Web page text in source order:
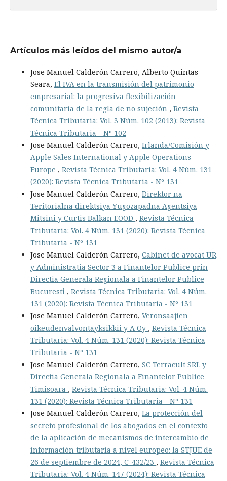
Artículos más leídos del mismo autor/a
Jose Manuel Calderón Carrero, Alberto Quintas
Seara, El IVA en la transmisión del patrimonio
empresarial: la progresiva flexibilización
comunitaria de la regla de no sujeción , Revista
Técnica Tributaria: Vol. 3 Núm. 102 (2013): Revista
Técnica Tributaria - Nº 102
Jose Manuel Calderón Carrero, Irlanda/Comisión y
Apple Sales International y Apple Operations
Europe , Revista Técnica Tributaria: Vol. 4 Núm. 131
(2020): Revista Técnica Tributaria - Nº 131
Jose Manuel Calderón Carrero, Direktor na
Teritorialna direktsiya Yugozapadna Agentsiya
Mitsini y Curtis Balkan EOOD , Revista Técnica
Tributaria: Vol. 4 Núm. 131 (2020): Revista Técnica
Tributaria - Nº 131
Jose Manuel Calderón Carrero, Cabinet de avocat UR
y Administratia Sector 3 a Finantelor Publice prin
Directia Generala Regionala a Finantelor Publice
Bucuresti , Revista Técnica Tributaria: Vol. 4 Núm.
131 (2020): Revista Técnica Tributaria - Nº 131
Jose Manuel Calderón Carrero, Veronsaajien
oikeudenvalvontayksikkii y A Oy , Revista Técnica
Tributaria: Vol. 4 Núm. 131 (2020): Revista Técnica
Tributaria - Nº 131
Jose Manuel Calderón Carrero, SC Terracult SRL y
Directia Generala Regionala a Finantelor Publice
Timisoara , Revista Técnica Tributaria: Vol. 4 Núm.
131 (2020): Revista Técnica Tributaria - Nº 131
Jose Manuel Calderón Carrero, La protección del
secreto profesional de los abogados en el contexto
de la aplicación de mecanismos de intercambio de
información tributaria a nivel europeo: la STJUE de
26 de septiembre de 2024, C-432/23 , Revista Técnica
Tributaria: Vol. 4 Núm. 147 (2024): Revista Técnica